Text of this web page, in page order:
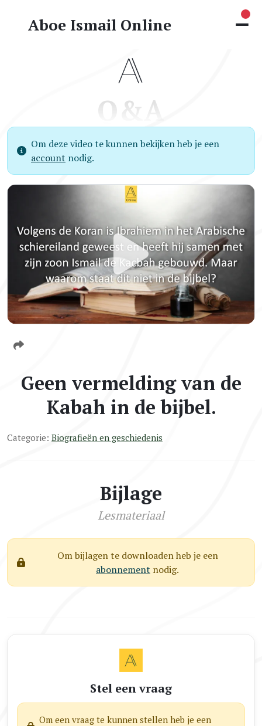
Aboe Ismail Online
Q&A
Om deze video te kunnen bekijken heb je een
account nodig.
Geen vermelding van de
Kabah in de bijbel.
Categorie: Biografieën en geschiedenis
Bijlage
Lesmateriaal
Om bijlagen te downloaden heb je een
abonnement nodig.
Stel een vraag
Om een vraag te kunnen stellen heb je een